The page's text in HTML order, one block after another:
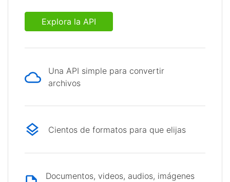
Explora la API
Una API simple para convertir
archivos
Cientos de formatos para que elijas
Documentos, videos, audios, imágenes